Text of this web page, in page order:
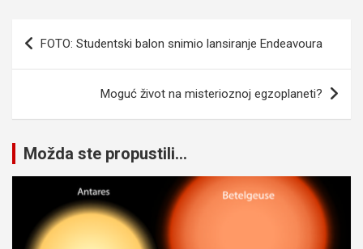
Navigacija
članaka
FOTO: Studentski balon snimio lansiranje Endeavoura
Moguć život na misterioznoj egzoplaneti?
Možda ste propustili...